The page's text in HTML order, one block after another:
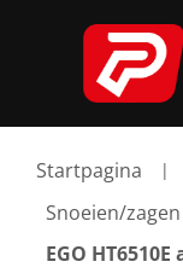
Startpagina
Snoeien/zagen
EGO